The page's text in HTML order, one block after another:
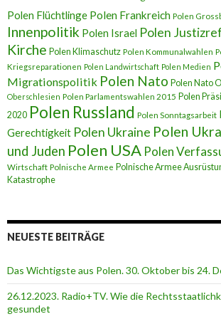
Polen Flüchtlinge Polen Frankreich Polen
Innenpolitik Polen Israel Polen
Kirche Polen Klimaschutz Polen Kommunalwahlen
Kriegsreparationen Polen Landwirtschaft Polen Medien
Migrationspolitik Polen Nato Polen Nato
Oberschlesien Polen Parlamentswahlen 2015 Polen
2020 Polen Russland Polen Sonntagsarbeit
Gerechtigkeit Polen Ukraine Polen
und Juden Polen USA Polen
Wirtschaft Polnische Armee Polnische Armee
Katastrophe
NEUESTE BEITRÄGE
Das Wichtigste aus Polen. 30. Oktober bis 24.
26.12.2023. Radio+TV. Wie die
gesundet